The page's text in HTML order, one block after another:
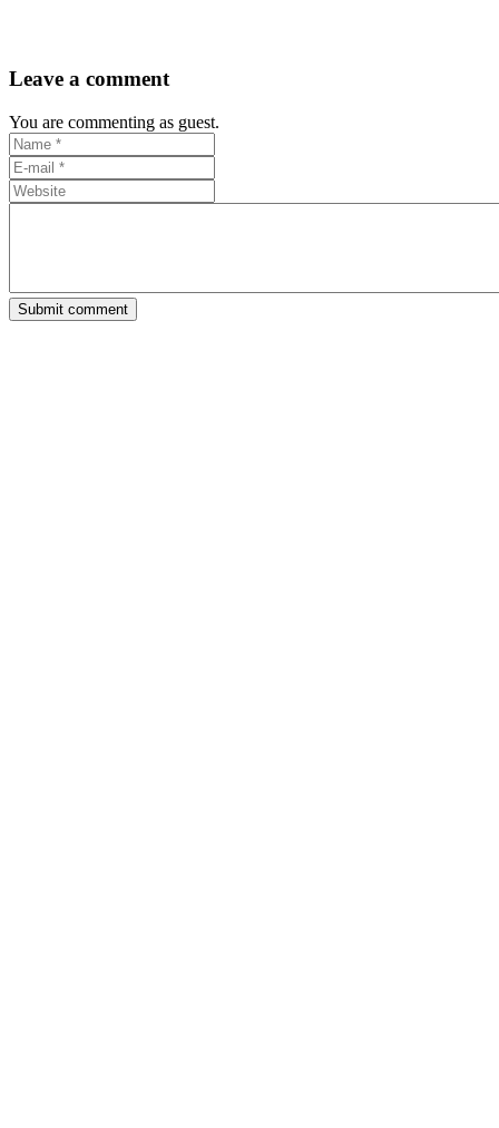
Leave a comment
You are commenting as guest.
Submit comment